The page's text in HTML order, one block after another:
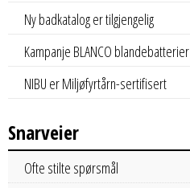
Ny badkatalog er tilgjengelig
Kampanje BLANCO blandebatterier
NIBU er Miljøfyrtårn-sertifisert
Snarveier
Ofte stilte spørsmål